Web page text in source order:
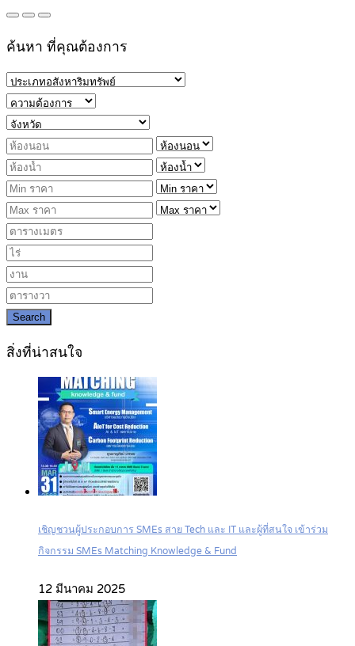
ค้นหา ที่คุณต้องการ
Search
สิ่งที่น่าสนใจ
เชิญชวนผู้ประกอบการ SMEs สาย Tech และ IT และผู้ที่สนใจ เข้าร่วม
กิจกรรม SMEs Matching Knowledge & Fund
12 มีนาคม 2025